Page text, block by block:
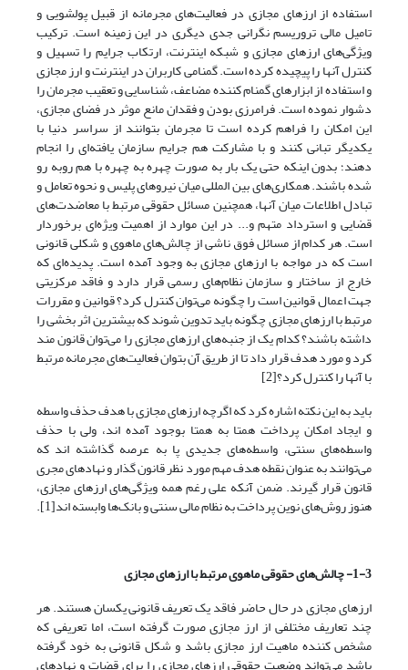
استفاده از ارزهای مجازی در فعالیت‌های مجرمانه از قبیل پولشویی و
تامیل مالی تروریسم نگرانی جدی دیگری در این زمینه است. ترکیب
ویژگی‌های ارزهای مجازی و شبکه اینترنت، ارتکاب جرایم را تسهیل و
کنترل آنها را پیچیده کرده است. گمنامی کاربران در اینترنت و ارز مجازی
و استفاده از ابزارهای گمنام کننده مضاعف، شناسایی و تعقیب مجرمان را
دشوار نموده است. فرامرزی بودن و فقدان مانع موثر در فضای مجازی،
این امکان را فراهم کرده است تا مجرمان بتوانند از سراسر دنیا با
یکدیگر تبانی کنند و با مشارکت هم جرایم سازمان یافته‌‌ای را انجام
دهند؛ بدون اینکه حتی یک بار به صورت چهره به چهره با هم روبه رو
شده باشند. همکاری‌های بین المللی میان نیروهای پلیس و نحوه تعامل و
تبادل اطلاعات میان آنها، همچنین مسائل حقوقی مرتبط با معاضدت‌های
قضایی و استرداد متهم و... در این موارد از اهمیت ویژه‌‌ای برخوردار
است. هر کدام از مسائل فوق ناشی از چالش‌های ماهوی و شکلی قانونی
است که در مواجه با ارزهای مجازی به وجود آمده است. پدیده‌‌ای که
خارج از ساختار و سازمان نظام‌های رسمی قرار دارد و فاقد مرکزیتی
جهت اعمال قوانین است را چگونه‌ می‌توان کنترل کرد؟ قوانین و مقررات
مرتبط با ارزهای مجازی چگونه باید تدوین شوند که بیشترین اثر بخشی را
داشته باشند؟ کدام یک از جنبه‌های ارزهای مجازی را‌ می‌توان قانون مند
کرد و مورد هدف قرار داد تا از طریق آن بتوان فعالیت‌های مجرمانه مرتبط
با آنها را کنترل کرد؟[2]
باید به این نکته اشاره کرد که اگرچه ارزهای مجازی با هدف حذف واسطه
و ایجاد امکان پرداخت همتا به همتا بوجود آمده اند، ولی با حذف
واسطه‌های سنتی، واسطه‌های جدیدی پا به عرصه گذاشته اند که‌
می‌توانند به عنوان نقطه هدف مهم مورد نظر قانون گذار و نهادهای مجری
قانون قرار گیرند. ضمن آنکه علی رغم همه ویژگی‌های ارزهای مجازی،
هنوز روش‌های نوین پرداخت به نظام مالی سنتی و بانک‌ها وابسته اند[1].
1-3- چالش‌های حقوقی ماهوی مرتبط با ارزهای مجازی
ارزهای مجازی در حال حاضر فاقد یک تعریف قانونی یکسان هستند. هر
چند تعاریف مختلفی از ارز مجازی صورت گرفته است، اما تعریفی که
مشخص کننده ماهیت ارز مجازی باشد و شکل قانونی به خود گرفته